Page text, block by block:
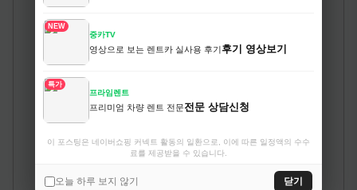
NEW
중카TV
영상으로 보는 렌트카 실사용 후기후기 영상보기
특가
프라임렌트
프리미엄 차량 렌트 전문전문 상담신청
이 포스팅은 네이버쇼핑 커넥트 활동의 일환으로, 이에 따른 일정액의 수수
료를 제공받을 수 있습니다.
오늘 하루 보지 않기 닫기